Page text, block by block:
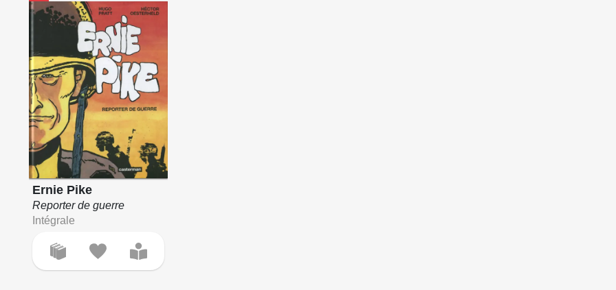
Ernie Pike
Reporter de guerre
Intégrale